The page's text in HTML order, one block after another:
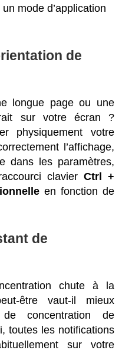
mode d’application
de
longue page ou une
sur votre écran ?
physiquement votre
l’affichage,
dans les paramètres,
clavier Ctrl +
en fonction de
de
chute à la
être vaut-il mieux
de concentration de
toutes les notifications
sur votre